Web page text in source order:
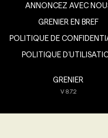
ANNONCEZ AVEC
GRENIER EN BREF
POLITIQUE DE
POLITIQUE
GRENIER
V8.7.2